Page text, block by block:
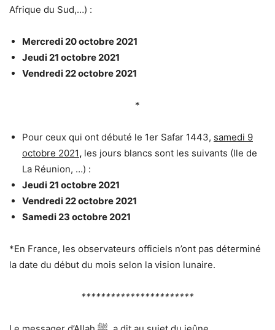
Afrique du Sud,…) :
Mercredi 20 octobre 2021
Jeudi 21 octobre 2021
Vendredi 22 octobre 2021
*
Pour ceux qui ont débuté le 1er Safar 1443, samedi 9
octobre 2021, les jours blancs sont les suivants (Ile de
La Réunion, …) :
Jeudi 21 octobre 2021
Vendredi 22 octobre 2021
Samedi 23 octobre 2021
*En France, les observateurs officiels n’ont pas déterminé
la date du début du mois selon la vision lunaire.
***********************